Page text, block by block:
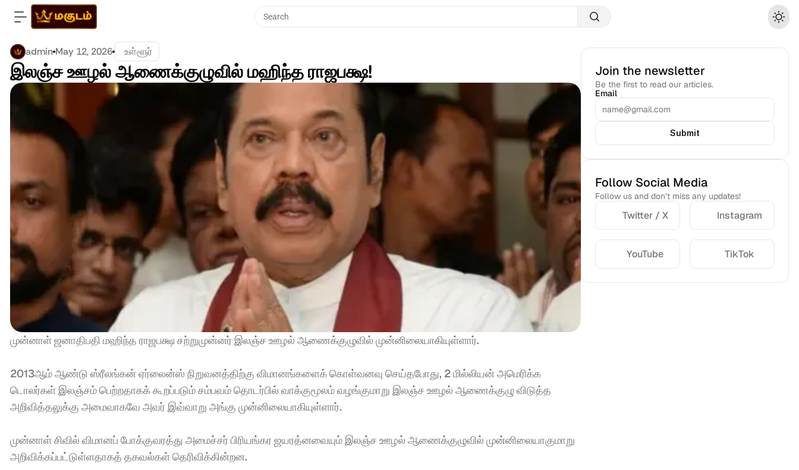
Search
admin May 12, 2026 உள்ளூர்
இலஞ்ச ஊழல் ஆணைக்குழுவில் மஹிந்த ராஜபக்ஷ!
முன்னாள் ஜனாதிபதி மஹிந்த ராஜபக்ஷ சற்றுமுன்னர் இலஞ்ச ஊழல் ஆணைக்குழுவில் முன்னிலையாகியுள்ளார்.
2013ஆம் ஆண்டு ஸ்ரீலங்கன் ஏர்லைன்ஸ் நிறுவனத்திற்கு விமானங்களைக் கொள்வனவு செய்தபோது, 2 மில்லியன் அமெரிக்க
டொலர்கள் இலஞ்சம் பெற்றதாகக் கூறப்படும் சம்பவம் தொடர்பில் வாக்குமூலம் வழங்குமாறு இலஞ்ச ஊழல் ஆணைக்குழு விடுத்த
அறிவித்தலுக்கு அமைவாகவே அவர் இவ்வாறு அங்கு முன்னிலையாகியுள்ளார்.
முன்னாள் சிவில் விமானப் போக்குவரத்து அமைச்சர் பிரியங்கர ஜயரத்னவையும் இலஞ்ச ஊழல் ஆணைக்குழுவில் முன்னிலையாகுமாறு
அறிவிக்கப்பட்டுள்ளதாகத் தகவல்கள் தெரிவிக்கின்றன.
Join the newsletter
Be the first to read our articles.
Email
Submit
Follow Social Media
Follow us and don’t miss any updates!
Twitter / X Instagram
YouTube TikTok